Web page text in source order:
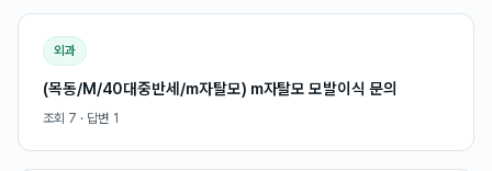
외과
(목동/M/40대중반세/m자탈모) m자탈모 모발이식 문의
조회 7 · 답변 1